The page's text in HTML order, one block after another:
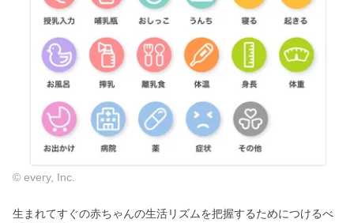
© every, Inc.
生まれてすぐの赤ちゃんの生活リズムを把握するためにつけるべ